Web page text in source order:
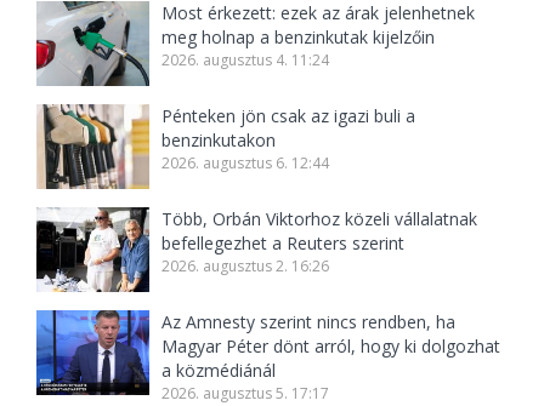
Most érkezett: ezek az árak jelenhetnek
meg holnap a benzinkutak kijelzőin
2026. augusztus 4. 11:24
Pénteken jön csak az igazi buli a
benzinkutakon
2026. augusztus 6. 12:44
Több, Orbán Viktorhoz közeli vállalatnak
befellegezhet a Reuters szerint
2026. augusztus 2. 16:26
Az Amnesty szerint nincs rendben, ha
Magyar Péter dönt arról, hogy ki dolgozhat
a közmédiánál
2026. augusztus 5. 17:17